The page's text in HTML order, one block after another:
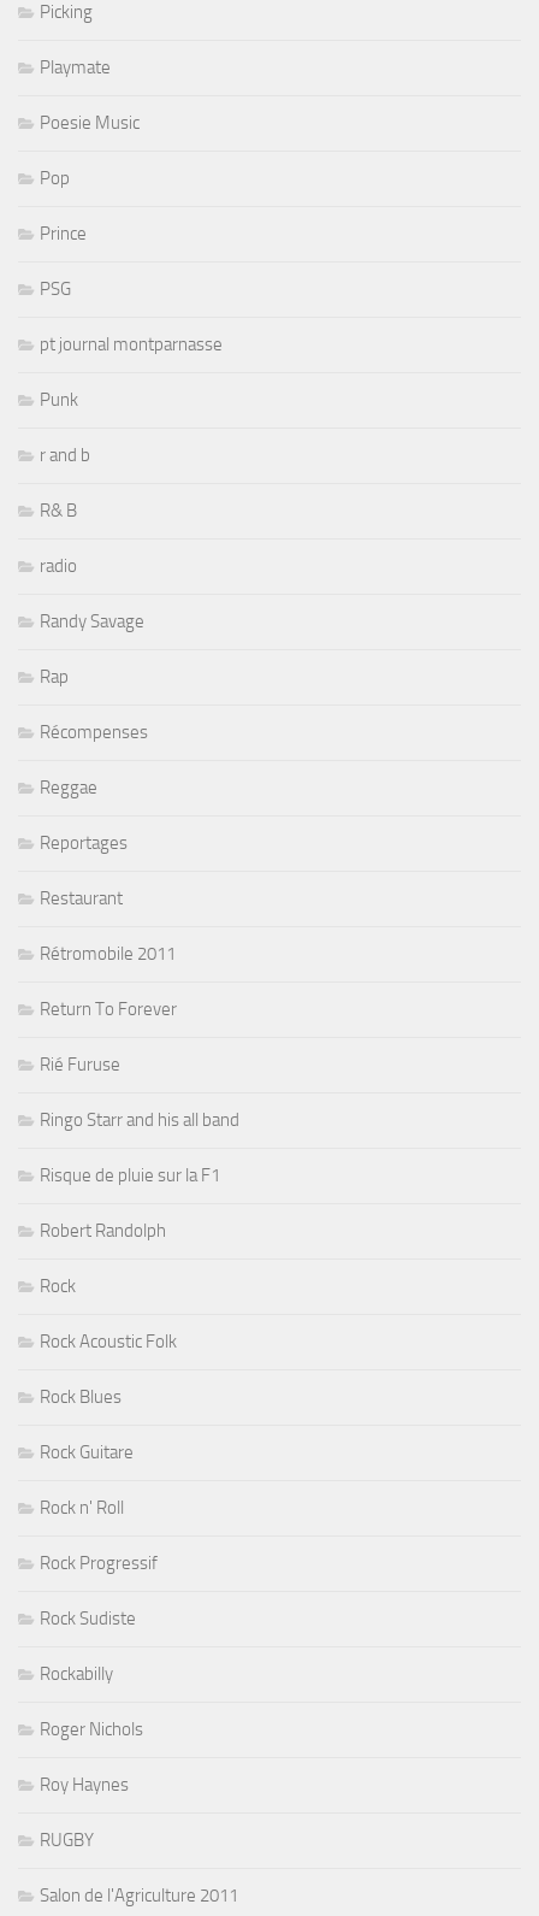
Picking
Playmate
Poesie Music
Pop
Prince
PSG
pt journal montparnasse
Punk
r and b
R& B
radio
Randy Savage
Rap
Récompenses
Reggae
Reportages
Restaurant
Rétromobile 2011
Return To Forever
Rié Furuse
Ringo Starr and his all band
Risque de pluie sur la F1
Robert Randolph
Rock
Rock Acoustic Folk
Rock Blues
Rock Guitare
Rock n' Roll
Rock Progressif
Rock Sudiste
Rockabilly
Roger Nichols
Roy Haynes
RUGBY
Salon de l'Agriculture 2011